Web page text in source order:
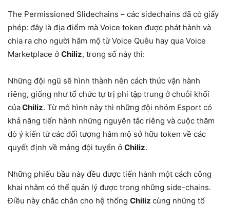
The Permissioned Slidechains – các sidechains đã có giấy
phép: đây là địa điểm mà Voice token được phát hành và
chia ra cho người hâm mộ từ Voice Quêu hay qua Voice
Marketplace ở Chiliz, trong số này thì:
Những đội ngũ sẽ hình thành nên cách thức vận hành
riêng, giống như tổ chức tự trị phi tập trung ở chuỗi khối
củaChiliz. Từ mô hình này thì những đội nhóm Esport có
khả năng tiến hành những nguyên tắc riêng và cuộc thăm
dò ý kiến từ các đối tượng hâm mộ sở hữu token về các
quyết định về mảng đội tuyển ở Chiliz.
Những phiếu bầu này đều được tiến hành một cách công
khai nhằm có thể quản lý được trong những side-chains.
Điều này chắc chắn cho hệ thống Chiliz cùng những tổ